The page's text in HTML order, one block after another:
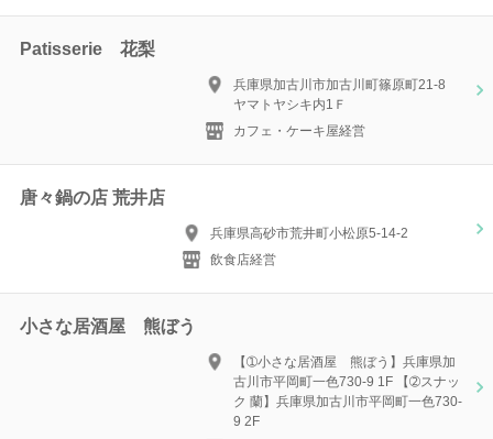
Patisserie 花梨
兵庫県加古川市加古川町篠原町21-8
ヤマトヤシキ内1Ｆ
カフェ・ケーキ屋経営
唐々鍋の店 荒井店
兵庫県高砂市荒井町小松原5-14-2
飲食店経営
小さな居酒屋 熊ぼう
【➀小さな居酒屋 熊ぼう】兵庫県加
古川市平岡町一色730-9 1F 【➁スナッ
ク 蘭】兵庫県加古川市平岡町一色730-
9 2F